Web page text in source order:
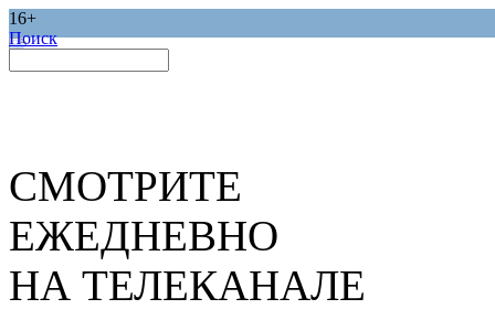
16+
Поиск
СМОТРИТЕ
ЕЖЕДНЕВНО
НА ТЕЛЕКАНАЛЕ